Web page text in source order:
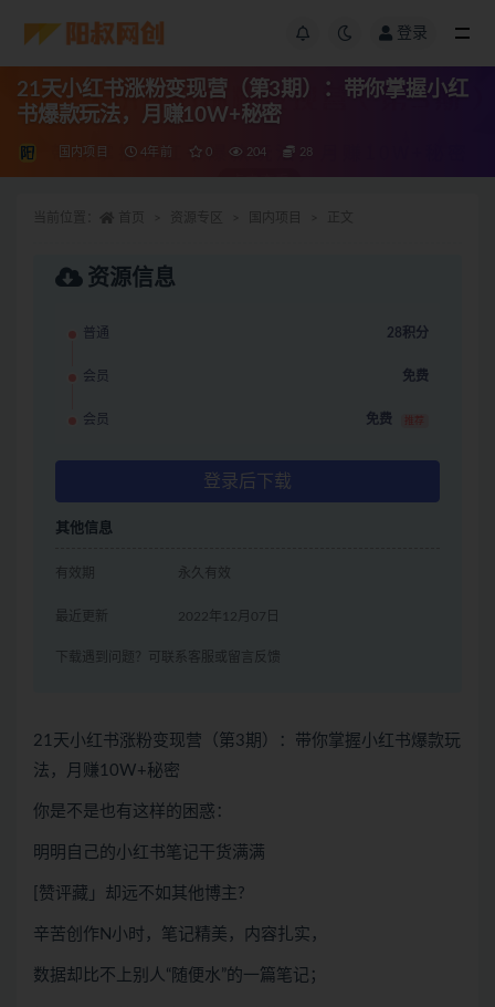
登录
21天小红书涨粉变现营（第3期）：带你掌握小红
书爆款玩法，月赚10W+秘密
国内项目 4年前 0 204 28
资源信息
普通 28积分
会员 免费
会员 免费 推荐
登录后下载
其他信息
有效期 永久有效
最近更新 2022年12月07日
下载遇到问题？可联系客服或留言反馈
21天小红书涨粉变现营（第3期）：带你掌握小红书爆款玩
法，月赚10W+秘密
你是不是也有这样的困惑：
明明自己的小红书笔记干货满满
[赞评藏」却远不如其他博主?
辛苦创作N小时，笔记精美，内容扎实，
数据却比不上别人“随便水”的一篇笔记；